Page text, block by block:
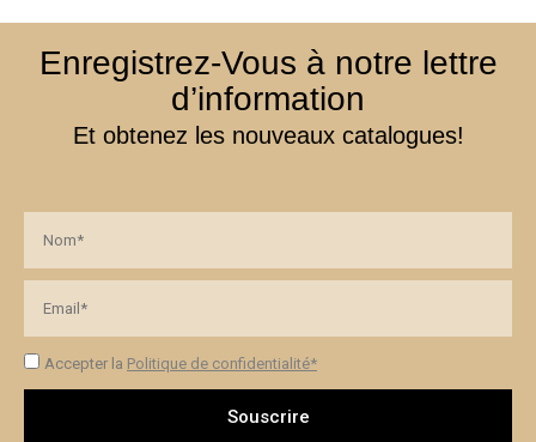
Enregistrez-Vous à notre lettre
d’information
Et obtenez les nouveaux catalogues!
Accepter la Politique de confidentialité*
Souscrire